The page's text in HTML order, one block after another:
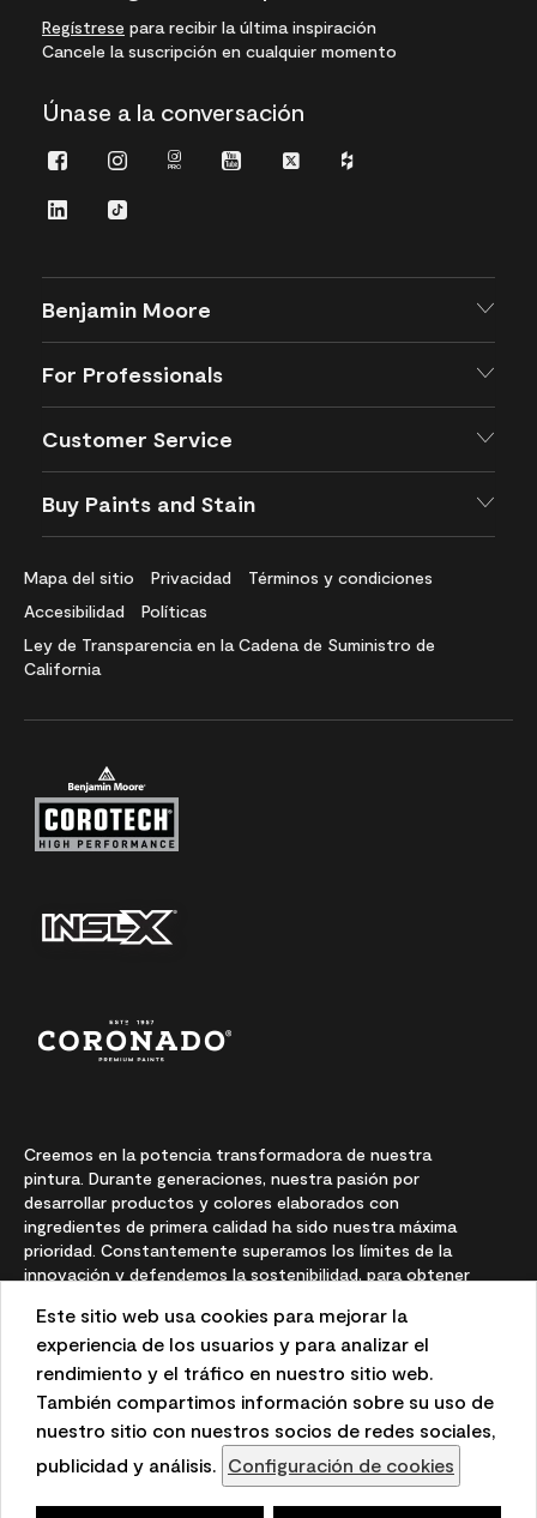
Este sitio web usa cookies para mejorar la
experiencia de los usuarios y para analizar el
rendimiento y el tráfico en nuestro sitio web.
También compartimos información sobre su uso de
nuestro sitio con nuestros socios de redes sociales,
publicidad y análisis. Configuración de cookies
Regístrese para recibir la última inspiración
Cancele la suscripción en cualquier momento
Únase a la conversación
FacebookInstagramInstagram
YoutubeTwitterHouzz
LinkedInTikTok
Benjamin Moore
For Professionals
Customer Service
Buy Paints and Stain
Mapa del sitio Privacidad
Términos y condiciones
Accesibilidad
Políticas
Ley de Transparencia en la Cadena de Suministro de
California
Creemos en la potencia transformadora de nuestra
pintura. Durante generaciones, nuestra pasión por
desarrollar productos y colores elaborados con
ingredientes de primera calidad ha sido nuestra máxima
prioridad. Constantemente superamos los límites de la
innovación y defendemos la sostenibilidad, para obtener
puede confiar.
Las representaciones del color en pantallas e impresas
pueden variar con respecto a los colores de pintura reales.